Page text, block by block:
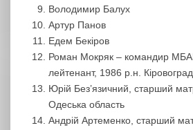
Володимир Балух
Артур Панов
Едем Бекіров
Роман Мокряк – командир
лейтенант, 1986 р.н.
Юрій Без’язичний, старший
Одеська область
Андрій Артеменко, старший